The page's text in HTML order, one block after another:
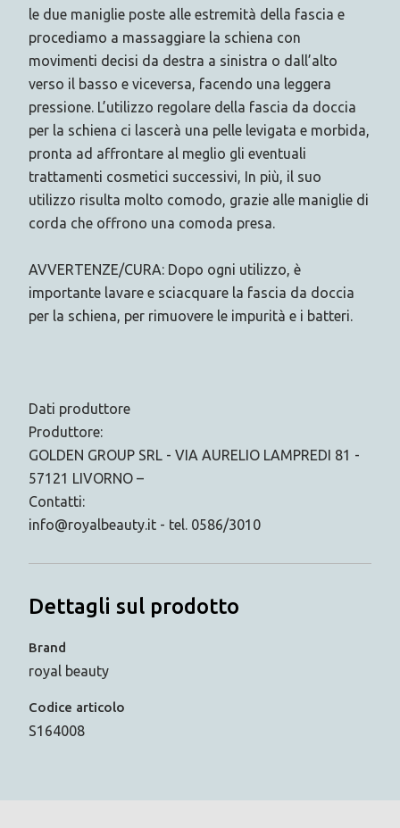
le due maniglie poste alle estremità della fascia e
procediamo a massaggiare la schiena con
movimenti decisi da destra a sinistra o dall’alto
verso il basso e viceversa, facendo una leggera
pressione. L’utilizzo regolare della fascia da doccia
per la schiena ci lascerà una pelle levigata e morbida,
pronta ad affrontare al meglio gli eventuali
trattamenti cosmetici successivi, In più, il suo
utilizzo risulta molto comodo, grazie alle maniglie di
corda che offrono una comoda presa.
AVVERTENZE/CURA: Dopo ogni utilizzo, è
importante lavare e sciacquare la fascia da doccia
per la schiena, per rimuovere le impurità e i batteri.
Dati produttore
Produttore:
GOLDEN GROUP SRL - VIA AURELIO LAMPREDI 81 -
57121 LIVORNO –
Contatti:
info@royalbeauty.it - tel. 0586/3010
Dettagli sul prodotto
Brand
royal beauty
Codice articolo
S164008